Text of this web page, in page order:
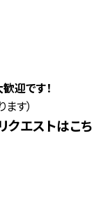
迎です！
す）
エストはこち